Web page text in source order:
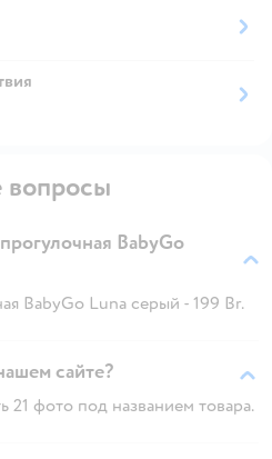
вопросы
BabyGo
BabyGo Luna серый - 199 Br.
сайте?
21 фото под названием товара.